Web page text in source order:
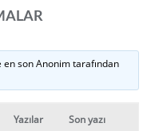
en sonAnonimtarafından
Yazılar Son yazı